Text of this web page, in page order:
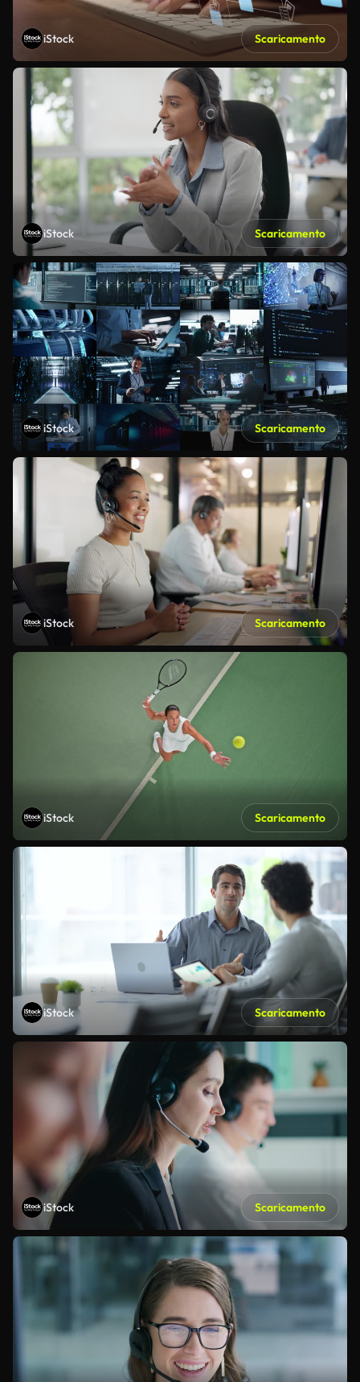
iStock Scaricamento
iStock Scaricamento
iStock Scaricamento
iStock Scaricamento
iStock Scaricamento
iStock Scaricamento
iStock Scaricamento